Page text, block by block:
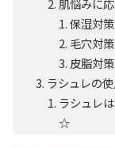
肌悩みに
保湿対策
毛穴対策
皮脂対策
ラシュレの
ラシュレ
☆